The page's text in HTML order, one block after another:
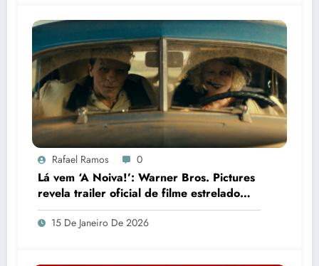
Rafael Ramos 0
Lá vem ‘A Noiva!’: Warner Bros. Pictures
revela trailer oficial de filme estrelado
por Jessie Buckley
15 De Janeiro De 2026